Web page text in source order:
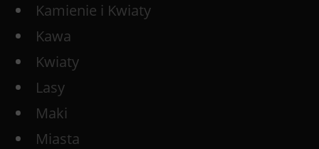
Kamienie i Kwiaty
Kawa
Kwiaty
Lasy
Maki
Miasta